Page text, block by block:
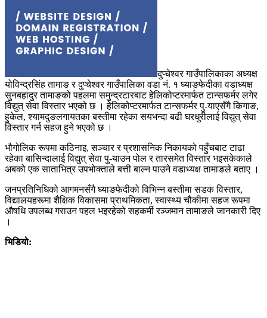
दुप्चेश्वर गाउँपालिकाका अध्यक्ष
योविन्द्रसिंह तामाङ र दुप्चेश्वर गाउँपालिका वडा नं. १ घ्याङफेदीका वडाध्यक्ष
सुनबहादुर तामाङको पहलमा समुन्द्रटारबाट हेलिकोप्टरमार्फत टान्सफर्मर लगेर
विद्युत् सेवा विस्तार भएको छ । हेलिकोप्टरमार्फत टान्सफर्मर पु-याएसँगै किगाङ,
हुकेल, श्यामदुङलगायतका बस्तीमा रहेका सयभन्दा बढी घरधुरीलाई विद्युत् सेवा
विस्तार गर्न सहज हुने भएको छ ।
भौगोलिक रूपमा कठिनाइ, सञ्चार र प्रशासनिक निकायको पहुँचबाट टाढा
रहेका बासिन्दालाई विद्युत् सेवा पु-याउन पोल र तारसमेत विस्तार भइसकेकाले
अबको एक साताभित्र उपभोक्ताले बत्ती बाल्न पाउने वडाध्यक्ष तामाङले बताए ।
जनप्रतिनिधिको आगमनसँगै घ्याङफेदीको विभिन्न बस्तीमा सडक विस्तार,
विद्यालयहरूमा शैक्षिक विकासमा प्राथमिकता, स्वास्थ्य चौकीमा सहज रूपमा
औषधि उपलब्ध गराउन पहल भइरहेको सहकर्मी रञ्जमान तामाङले जानकारी दिए
।
भिडियो: